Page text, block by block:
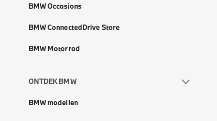
BMW Occasions
BMW ConnectedDrive Store
BMW Motorrad
ONTDEK BMW
BMW modellen